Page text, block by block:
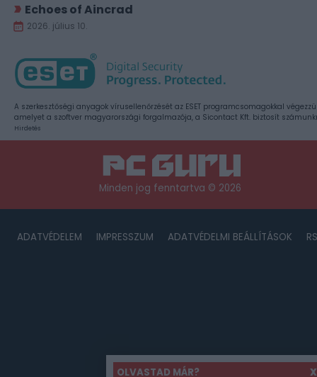
OLVASTAD MÁR? X
Echoes of Aincrad
2026. július 10.
A szerkesztőségi anyagok vírusellenőrzését az ESET programcsomagokkal
amelyet a szoftver magyarországi forgalmazója, a Sicontact Kft. biztosít
Hirdetés
Minden jog fenntartva © 2026
ADATVÉDELEM IMPRESSZUM ADATVÉDELMI BEÁLLÍTÁSOK